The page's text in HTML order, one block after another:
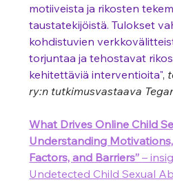
motiiveista ja rikosten
taustatekijöistä. Tulokset
kohdistuvien
torjuntaa ja tehostavat
kehitettäviä interventioita",
ry:n tutkimusvastaava
What Drives Online Child
Understanding
Factors, and Barriers” –
Undetected Child Sexual